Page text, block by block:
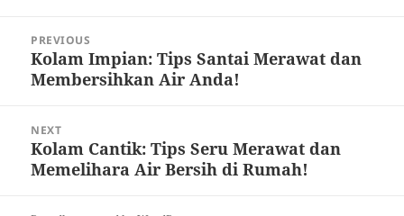
navigation
PREVIOUS
Previous
post:
Kolam Impian: Tips Santai Merawat dan
Membersihkan Air Anda!
NEXT
Next
post:
Kolam Cantik: Tips Seru Merawat dan
Memelihara Air Bersih di Rumah!